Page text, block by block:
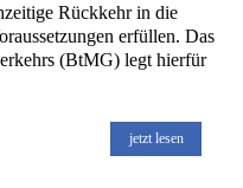
Rückkehr in die
erfüllen. Das
(BtMG) legt hierfür
jetzt lesen